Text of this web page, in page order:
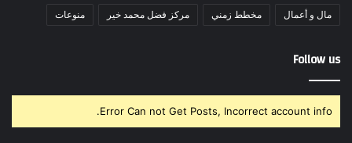
مال و أعمال مخطط زمني مركز فضل محمد خير منوعات
Follow us
Error Can not Get Posts, Incorrect account info.